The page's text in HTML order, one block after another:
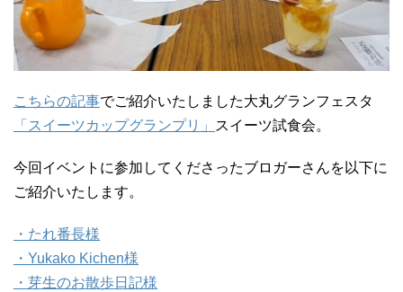
こちらの記事でご紹介いたしました大丸グランフェスタ
「スイーツカップグランプリ」
スイーツ試食会。
今回イベントに参加してくださったブロガーさんを以下に
ご紹介いたします。
・たれ番長様
・Yukako Kichen様
・芽生のお散歩日記様